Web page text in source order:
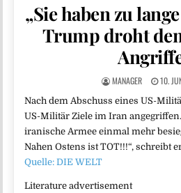
„Sie haben zu
Trump droht
MANAGER 10.
Nach dem Abschuss eines US-
US-Militär Ziele im Iran
iranische Armee einmal mehr
Nahen Ostens ist TOT!!!“, schreibt
Quelle: DIE WELT
Literature advertisement